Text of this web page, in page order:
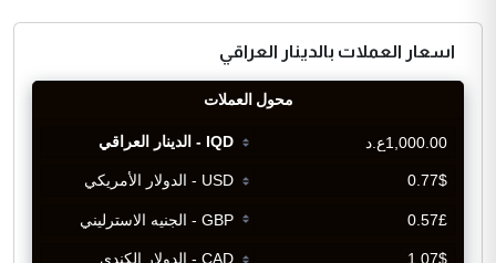
اسعار العملات بالدينار العراقي